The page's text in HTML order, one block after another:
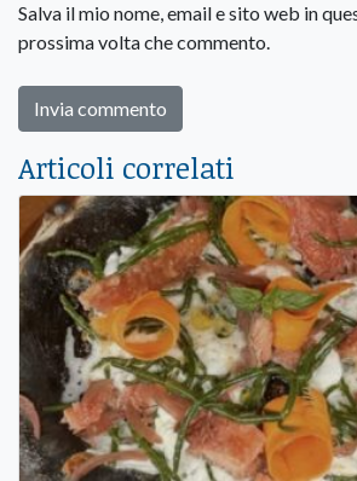
Salva il mio nome, email e sito web in
prossima volta che commento.
Articoli correlati